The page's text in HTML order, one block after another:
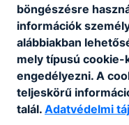
TFG-s gyereknap
2026. júl. 13.
böngészésre
információk
alábbiakban
mely típusú cookie-
engedélyezni. A
teljeskörű
talál. Adatvédelmi